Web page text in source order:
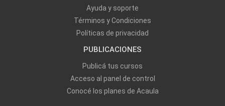
Ayuda y soporte
Términos y Condiciones
Políticas de privacidad
PUBLICACIONES
Publicá tus cursos
Acceso al panel de control
Conocé los planes de Acaula